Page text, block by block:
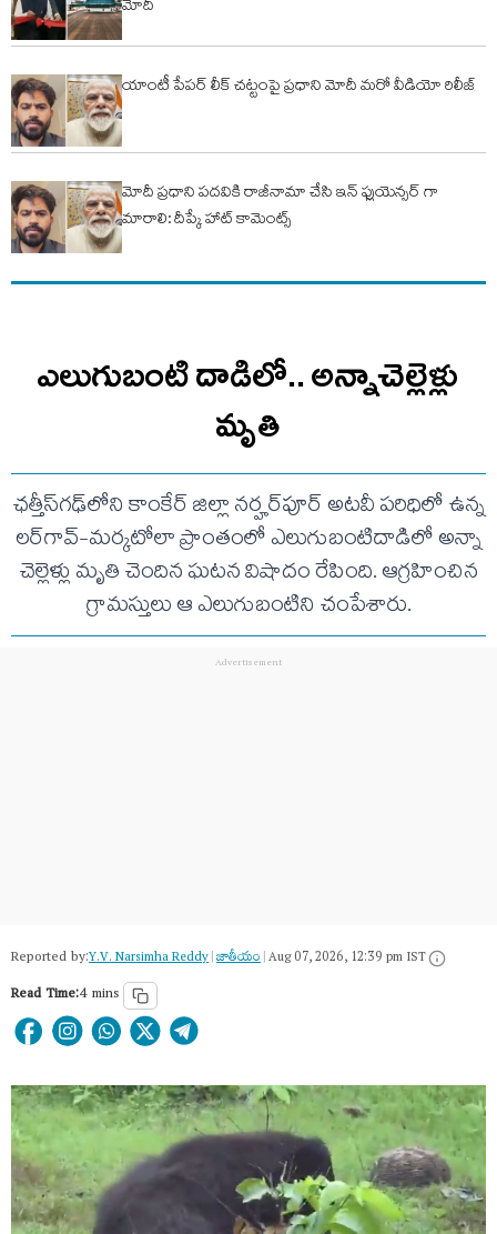
మోదీ
యాంటీ పేపర్ లీక్ చట్టంపై ప్రధాని మోదీ మరో వీడియో రిలీజ్
మోదీ ప్రధాని పదవికి రాజీనామా చేసి ఇన్ ఫ్లుయెన్సర్ గా
మారాలి: దీప్కే హాట్ కామెంట్స్
ఎలుగుబంటి దాడిలో.. అన్నాచెల్లెళ్లు
మృతి
ఛత్తీస్‌గఢ్‌లోని కాంకేర్ జిల్లా నర్హర్‌పూర్ అటవీ పరిధిలో ఉన్న
లర్‌గావ్-మర్కటోలా ప్రాంతంలో ఎలుగుబంటిదాడిలో అన్నా
చెల్లెళ్లు మృతి చెందిన ఘటన విషాదం రేపింది. ఆగ్రహించిన
గ్రామస్తులు ఆ ఎలుగుబంటిని చంపేశారు.
Reported by:Y.V. Narsimha Reddy|జాతీయం|Aug 07, 2026, 12:39 pm IST
Read Time:4 mins